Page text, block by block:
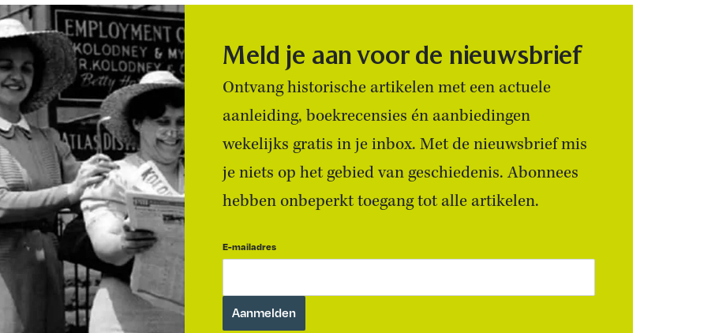
Meld je aan voor de nieuwsbrief
Ontvang historische artikelen met een actuele
aanleiding, boekrecensies én aanbiedingen
wekelijks gratis in je inbox. Met de nieuwsbrief mis
je niets op het gebied van geschiedenis. Abonnees
hebben onbeperkt toegang tot alle artikelen.
E-mailadres